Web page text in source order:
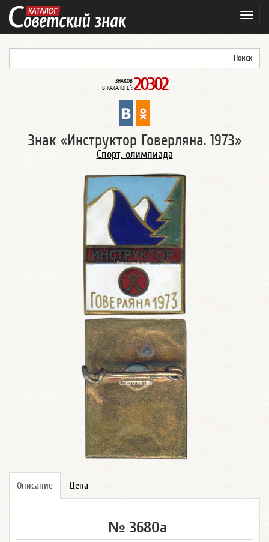
ЗНАКОВ
В КАТАЛОГЕ*: 20302
Знак «Инструктор Говерляна. 1973»
Спорт, олимпиада
Описание Цена
№ 3680а